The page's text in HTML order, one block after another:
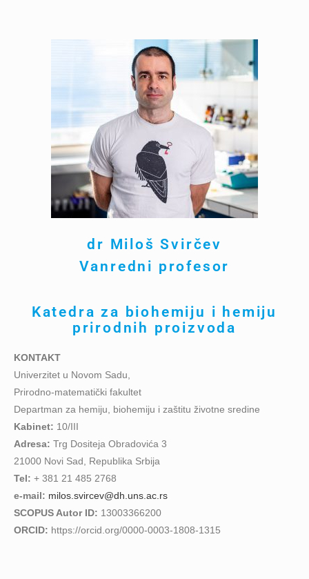
dr Miloš Svirčev
Vanredni profesor
Katedra za biohemiju i hemiju
prirodnih proizvoda
KONTAKT
Univerzitet u Novom Sadu,
Prirodno-matematički fakultet
Departman za hemiju, biohemiju i zaštitu životne sredine
Kabinet: 10/III
Adresa: Trg Dositeja Obradovića 3
21000 Novi Sad, Republika Srbija
Tel: + 381 21 485 2768
e-mail: milos.svircev@dh.uns.ac.rs
SCOPUS Autor ID: 13003366200
ORCID: https://orcid.org/0000-0003-1808-1315